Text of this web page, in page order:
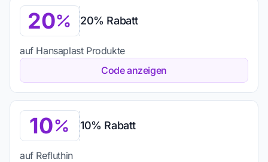
20 20% Rabatt
auf Hansaplast Produkte
Code anzeigen
10 10% Rabatt
auf Refluthin